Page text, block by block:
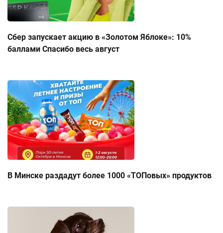
Сбер запускает акцию в «Золотом Яблоке»: 10%
баллами Спасибо весь август
В Минске раздадут более 1000 «ТОПовых» продуктов